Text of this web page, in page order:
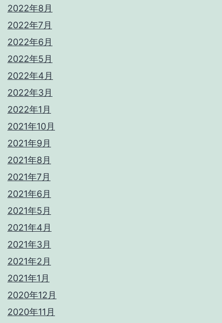
2022年8月
2022年7月
2022年6月
2022年5月
2022年4月
2022年3月
2022年1月
2021年10月
2021年9月
2021年8月
2021年7月
2021年6月
2021年5月
2021年4月
2021年3月
2021年2月
2021年1月
2020年12月
2020年11月